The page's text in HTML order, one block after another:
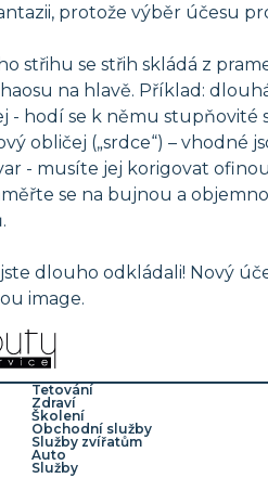
protože výběr účesu
střihu se střih skládá z
na hlavě. Příklad:
- hodí se k němu
obličej („srdce“) – vhodné
- musíte jej korigovat
se na bujnou a
dlouho odkládali! Nový
image.
Tetování
Zdraví
Školení
Obchodní služby
Služby zvířatům
Auto
Služby